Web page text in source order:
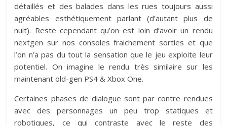
détaillés et des balades dans les rues toujours aussi
agréables esthétiquement parlant (d’autant plus de
nuit). Reste cependant qu’on est loin d’avoir un rendu
nextgen sur nos consoles fraichement sorties et que
l’on n’a pas du tout la sensation que le jeu exploite leur
potentiel. On imagine le rendu très similaire sur les
maintenant old-gen PS4 & Xbox One.
Certaines phases de dialogue sont par contre rendues
avec des personnages un peu trop statiques et
robotiques, ce qui contraste avec le reste des